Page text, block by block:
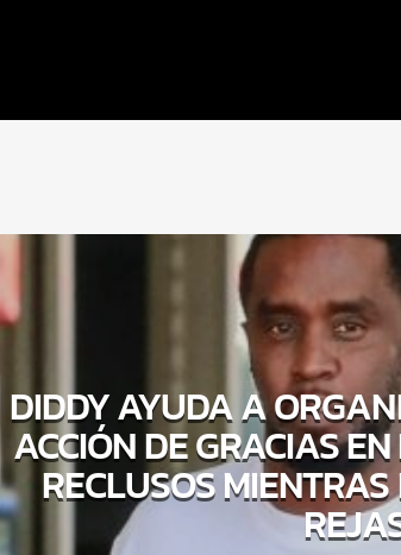
DIDDY AYUDA A
ACCIÓN DE GRACIAS
RECLUSOS